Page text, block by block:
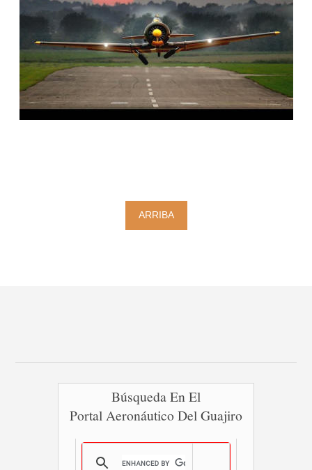
ARRIBA
Búsqueda En El
Portal Aeronáutico Del Guajiro